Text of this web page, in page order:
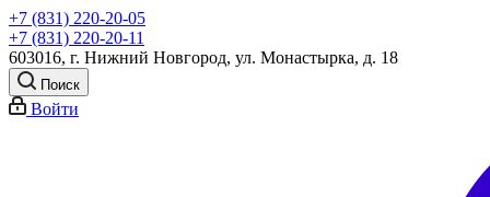
+7 (831) 220-20-05
+7 (831) 220-20-11
603016, г. Нижний Новгород, ул. Монастырка, д. 18
Поиск
Войти